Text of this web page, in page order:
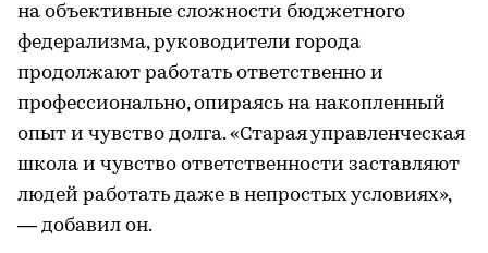
на объективные сложности бюджетного
федерализма, руководители города
продолжают работать ответственно и
профессионально, опираясь на накопленный
опыт и чувство долга. «Старая управленческая
школа и чувство ответственности заставляют
людей работать даже в непростых условиях»,
— добавил он.